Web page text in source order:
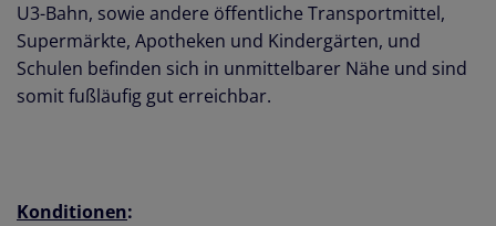
U3-Bahn, sowie andere öffentliche Transportmittel,
Supermärkte, Apotheken und Kindergärten, und
Schulen befinden sich in unmittelbarer Nähe und sind
somit fußläufig gut erreichbar.
Konditionen: